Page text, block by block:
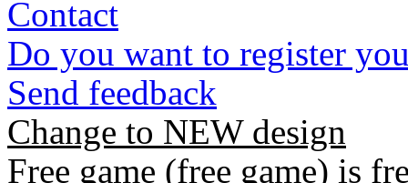
Contact
Do you want to register
Send feedback
Change to NEW design
Free game (free game) is